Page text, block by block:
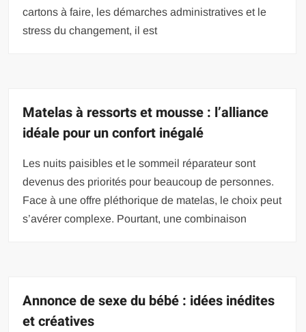
cartons à faire, les démarches administratives et le
stress du changement, il est
Matelas à ressorts et mousse : l’alliance
idéale pour un confort inégalé
Les nuits paisibles et le sommeil réparateur sont
devenus des priorités pour beaucoup de personnes.
Face à une offre pléthorique de matelas, le choix peut
s’avérer complexe. Pourtant, une combinaison
Annonce de sexe du bébé : idées inédites
et créatives